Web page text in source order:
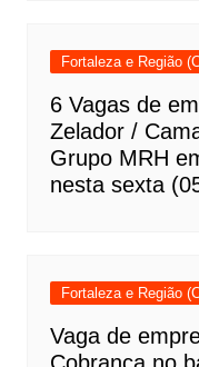
Fortaleza e Região
6 Vagas de
Zelador /
Grupo MRH
nesta sexta
Fortaleza e Região
Vaga de